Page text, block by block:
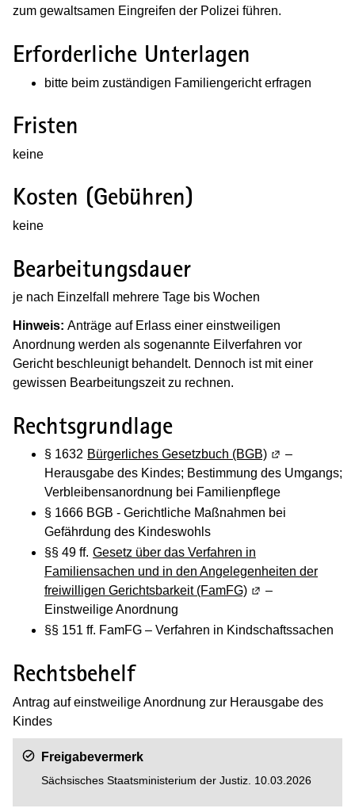
zum gewaltsamen Eingreifen der Polizei führen.
Erforderliche Unterlagen
bitte beim zuständigen Familiengericht erfragen
Fristen
keine
Kosten (Gebühren)
keine
Bearbeitungsdauer
je nach Einzelfall mehrere Tage bis Wochen
Hinweis: Anträge auf Erlass einer einstweiligen
Anordnung werden als sogenannte Eilverfahren vor
Gericht beschleunigt behandelt. Dennoch ist mit einer
gewissen Bearbeitungszeit zu rechnen.
Rechtsgrundlage
§ 1632 Bürgerliches Gesetzbuch (BGB) (Wird in
–
Herausgabe des Kindes; Bestimmung des Umgangs;
Verbleibensanordnung bei Familienpflege
§ 1666 BGB - Gerichtliche Maßnahmen bei
Gefährdung des Kindeswohls
§§ 49 ff. Gesetz über das Verfahren in
Familiensachen und in den Angelegenheiten der
freiwilligen Gerichtsbarkeit (FamFG) (Wird in einem
–
Einstweilige Anordnung
§§ 151 ff. FamFG – Verfahren in Kindschaftssachen
Rechtsbehelf
Antrag auf einstweilige Anordnung zur Herausgabe des
Kindes
Freigabevermerk
Sächsisches Staatsministerium der Justiz. 10.03.2026